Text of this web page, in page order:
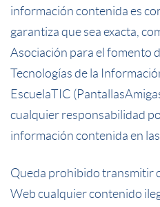
información contenida es
garantiza que sea exacta,
Asociación para el fomento
Tecnologías de la
EscuelaTIC
cualquier responsabilidad
información contenida en
Queda prohibido transmitir
Web cualquier contenido